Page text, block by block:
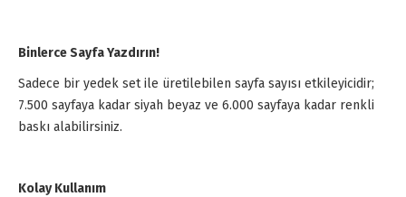
Binlerce Sayfa Yazdırın!
Sadece bir yedek set ile üretilebilen sayfa sayısı etkileyicidir;
7.500 sayfaya kadar siyah beyaz ve 6.000 sayfaya kadar renkli
baskı alabilirsiniz.
Kolay Kullanım